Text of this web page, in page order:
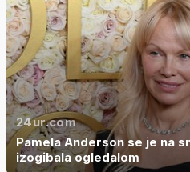
24ur.com
Pamela Anderson se je na
izogibala ogledalom